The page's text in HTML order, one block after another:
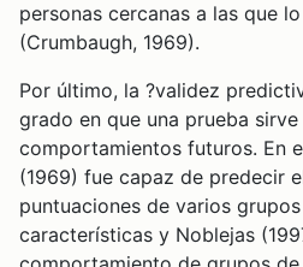
personas cercanas a las que
(Crumbaugh, 1969).
Por último, la ?validez
grado en que una prueba
comportamientos futuros. En
(1969) fue capaz de predecir
puntuaciones de varios
características y Noblejas